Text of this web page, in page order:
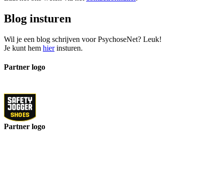
Blog insturen
Wil je een blog schrijven voor PsychoseNet? Leuk!
Je kunt hem hierinsturen.
Partner logo
Partner logo